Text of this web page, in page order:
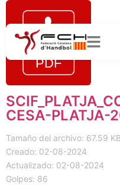
CESA-PLATJA-
Tamaño del archivo: 67.59 KB
Creado: 02-08-2024
Actualizado: 02-08-2024
Golpes: 86